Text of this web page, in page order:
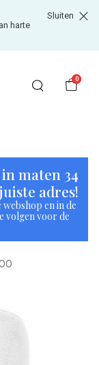
harte
Sluiten
0
maten 34
adres!
en in de
volgen voor de